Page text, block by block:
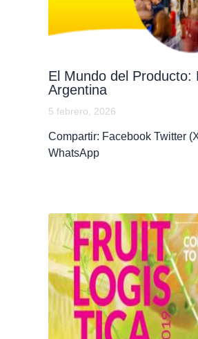
El Mundo del Producto:
Argentina
5 febrero, 2026
Compartir: Facebook Twitter
WhatsApp